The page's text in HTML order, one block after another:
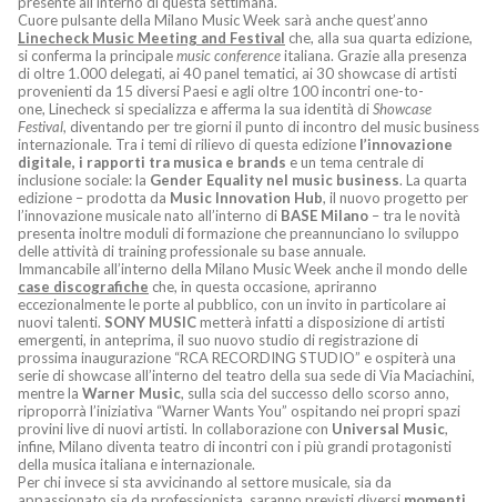
Cuore pulsante della Milano Music Week sarà anche quest’anno
Linecheck Music Meeting and Festival che, alla sua quarta edizione,
si conferma la principalemusic conferenceitaliana. Grazie alla presenza
di oltre 1.000 delegati, ai 40 panel tematici, ai 30 showcase di artisti
provenienti da 15 diversi Paesi e agli oltre 100 incontri one-to-
one, Linecheck si specializza e afferma la sua identità diShowcase
Festival, diventando per tre giorni il punto di incontro del music business
internazionale. Tra i temi di rilievo di questa edizione l’innovazione
digitale, i rapporti tra musica e brands e un tema centrale di
inclusione sociale: la Gender Equality nel music business. La quarta
edizione – prodotta da Music Innovation Hub, il nuovo progetto per
l’innovazione musicale nato all’interno di BASE Milano – tra le novità
presenta inoltre moduli di formazione che preannunciano lo sviluppo
delle attività di training professionale su base annuale.
Immancabile all’interno della Milano Music Week anche il mondo delle
case discografiche che, in questa occasione, apriranno
eccezionalmente le porte al pubblico, con un invito in particolare ai
nuovi talenti. SONY MUSICmetterà infatti a disposizione di artisti
emergenti, in anteprima, il suo nuovo studio di registrazione di
prossima inaugurazione “RCA RECORDING STUDIO” e ospiterà una
serie di showcase all’interno del teatro della sua sede di Via Maciachini,
mentre la Warner Music, sulla scia del successo dello scorso anno,
riproporrà l’iniziativa “Warner Wants You” ospitando nei propri spazi
provini live di nuovi artisti. In collaborazione con Universal Music,
infine, Milano diventa teatro di incontri con i più grandi protagonisti
della musica italiana e internazionale.
Per chi invece si sta avvicinando al settore musicale, sia da